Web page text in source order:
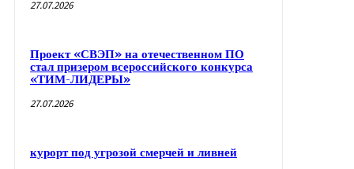
27.07.2026
Проект «СВЭП» на отечественном ПО
стал призером всероссийского конкурса
«ТИМ-ЛИДЕРЫ»
27.07.2026
курорт под угрозой смерчей и ливней